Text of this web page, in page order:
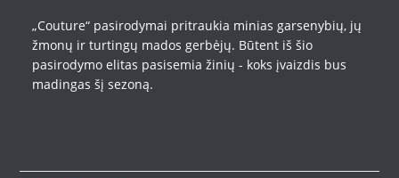
„Couture“ pasirodymai pritraukia minias garsenybių, jų
žmonų ir turtingų mados gerbėjų. Būtent iš šio
pasirodymo elitas pasisemia žinių - koks įvaizdis bus
madingas šį sezoną.